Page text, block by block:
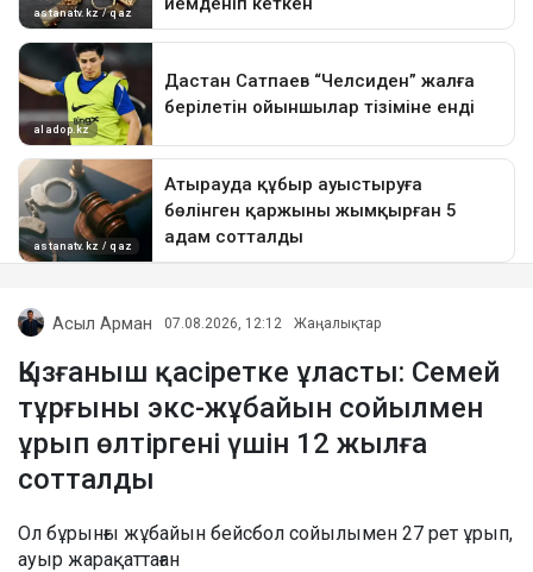
Асыл Арман 07.08.2026, 12:12 Жаңалықтар
Қызғаныш қасіретке ұласты: Семей
тұрғыны экс-жұбайын сойылмен
ұрып өлтіргені үшін 12 жылға
сотталды
Ол бұрынғы жұбайын бейсбол сойылымен 27 рет ұрып,
ауыр жарақаттаған